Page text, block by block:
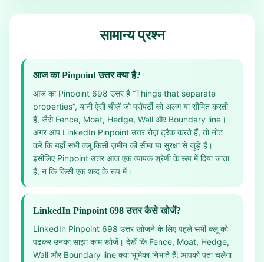
सामान्य प्रश्न
आज का Pinpoint उत्तर क्या है?
आज का Pinpoint 698 उत्तर है “Things that separate
properties”, यानी ऐसी चीज़ें जो प्रॉपर्टी को अलग या सीमित करती
हैं, जैसे Fence, Moat, Hedge, Wall और Boundary line।
अगर आप LinkedIn Pinpoint उत्तर रोज़ ट्रैक करते हैं, तो नोट
करें कि यहाँ सभी क्लू किसी ज़मीन की सीमा या सुरक्षा से जुड़े हैं।
इसीलिए Pinpoint उत्तर आज एक व्यापक श्रेणी के रूप में दिया जाता
है, न कि किसी एक शब्द के रूप में।
LinkedIn Pinpoint 698 उत्तर कैसे खोजें?
LinkedIn Pinpoint 698 उत्तर खोजने के लिए पहले सभी क्लू को
पढ़कर उनका साझा काम खोजें। देखें कि Fence, Moat, Hedge,
Wall और Boundary line क्या भूमिका निभाते हैं; आपको पता चलेगा